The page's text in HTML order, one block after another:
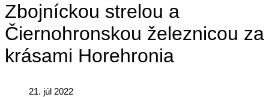
Zbojníckou strelou a
Čiernohronskou železnicou za
krásami Horehronia
21. júl 2022